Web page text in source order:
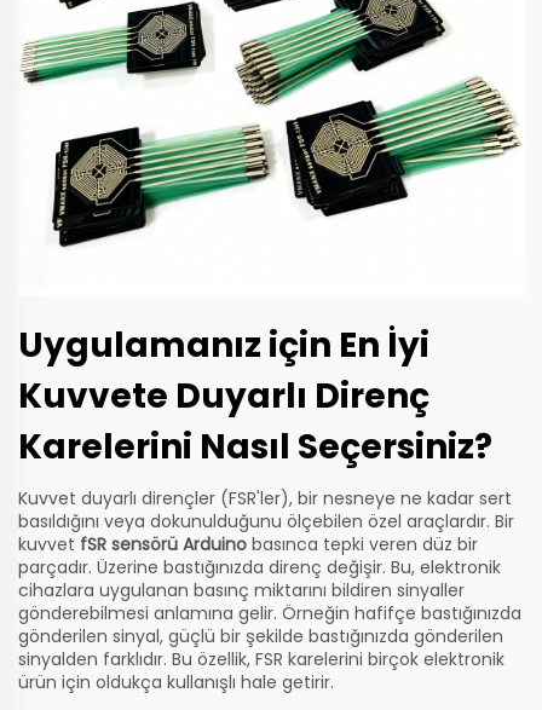
Uygulamanız için En İyi
Kuvvete Duyarlı Direnç
Karelerini Nasıl Seçersiniz?
Kuvvet duyarlı dirençler (FSR'ler), bir nesneye ne kadar sert
basıldığını veya dokunulduğunu ölçebilen özel araçlardır. Bir
kuvvet fSR sensörü Arduino basınca tepki veren düz bir
parçadır. Üzerine bastığınızda direnç değişir. Bu, elektronik
cihazlara uygulanan basınç miktarını bildiren sinyaller
gönderebilmesi anlamına gelir. Örneğin hafifçe bastığınızda
gönderilen sinyal, güçlü bir şekilde bastığınızda gönderilen
sinyalden farklıdır. Bu özellik, FSR karelerini birçok elektronik
ürün için oldukça kullanışlı hale getirir.